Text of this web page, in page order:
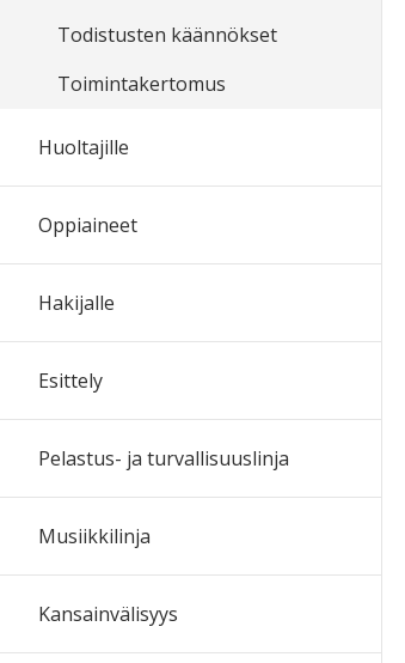
Todistusten käännökset
Toimintakertomus
Huoltajille
Oppiaineet
Hakijalle
Esittely
Pelastus- ja turvallisuuslinja
Musiikkilinja
Kansainvälisyys